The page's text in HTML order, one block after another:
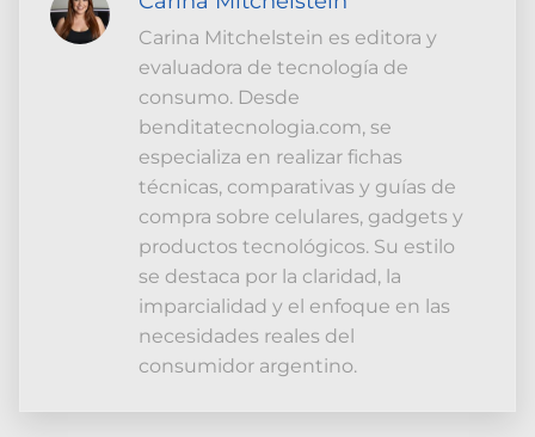
Carina Mitchelstein es editora y
evaluadora de tecnología de
consumo. Desde
benditatecnologia.com, se
especializa en realizar fichas
técnicas, comparativas y guías de
compra sobre celulares, gadgets y
productos tecnológicos. Su estilo
se destaca por la claridad, la
imparcialidad y el enfoque en las
necesidades reales del
consumidor argentino.